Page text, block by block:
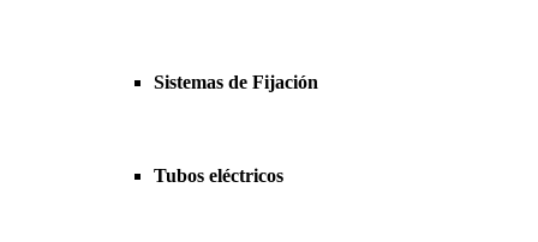
Sistemas de Fijación
Tubos eléctricos